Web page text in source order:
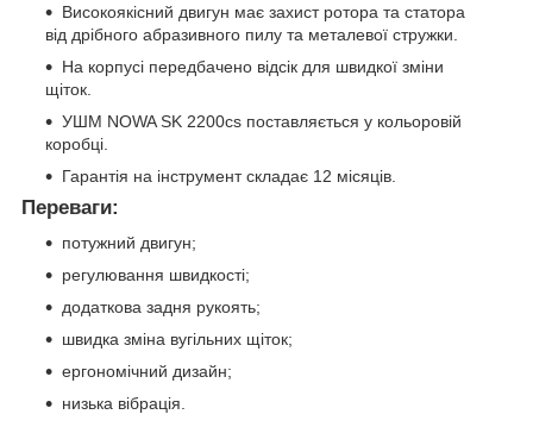
Високоякісний двигун має захист ротора та статора
від дрібного абразивного пилу та металевої стружки.
На корпусі передбачено відсік для швидкої зміни
щіток.
УШМ NOWA SK 2200cs поставляється у кольоровій
коробці.
Гарантія на інструмент складає 12 місяців.
Переваги:
потужний двигун;
регулювання швидкості;
додаткова задня рукоять;
швидка зміна вугільних щіток;
ергономічний дизайн;
низька вібрація.